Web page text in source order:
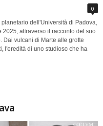
0
dell'Università di Padova,
attraverso il racconto del suo
Dai vulcani di Marte alle grotte
l'eredità di uno studioso che ha